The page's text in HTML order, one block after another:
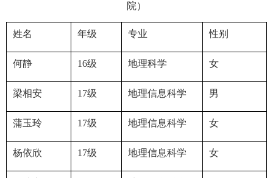
院）
姓名 年级 专业 性别
何静 16级 地理科学 女
梁相安 17级 地理信息科学 男
蒲玉玲 17级 地理信息科学 女
杨依欣 17级 地理信息科学 女